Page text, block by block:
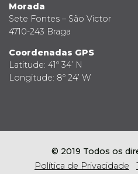
Morada
Sete Fontes – São Victor
4710-243 Braga
Coordenadas GPS
Latitude: 41º 34’ N
Longitude: 8º 24’ W
© 2019 Todos os
Política de Privacidade